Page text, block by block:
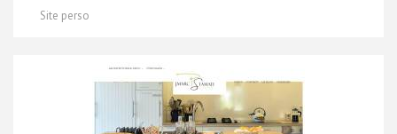
Site perso